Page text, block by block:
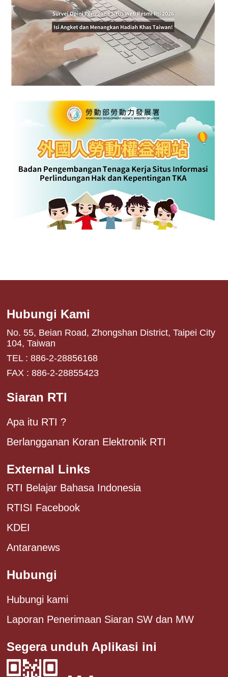
Hubungi Kami
No. 55, Beian Road, Zhongshan District, Taipei City
104, Taiwan
TEL : 886-2-28856168
FAX : 886-2-28855423
Siaran RTI
Apa itu RTI ?
Berlangganan Koran Elektronik RTI
External Links
RTI Belajar Bahasa Indonesia
RTISI Facebook
KDEI
Antaranews
Hubungi
Hubungi kami
Laporan Penerimaan Siaran SW dan MW
Segera unduh Aplikasi ini